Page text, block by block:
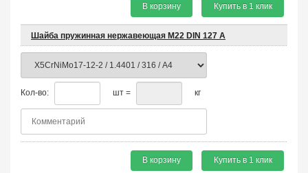
В корзину Купить в 1 клик
Шайба пружинная нержавеющая М22 DIN 127 A
Кол-во: шт = кг
В корзину Купить в 1 клик